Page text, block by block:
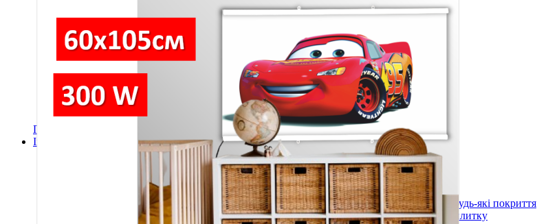
Декоративна ПВХ панель (без клейового шару)
ПВХ панелі на самоклейці
Плівка (рулони)
Самоклеюча плівка
Мозаїка з декоративного скла 298х298х4,5мм
Самоклеюча гнучка штукатурка (плитка, рулон)
Меблі для дому, дачі, пікніка
Показати усі Швидкий ремонт
Інфрачервона електрична плівкова тепла підлога
Інфрачервона плівка на метри
Готові комплекти теплої інфрачервоної плівкової підлоги
Комплекти для монтажу теплої підлоги Monocrystal під будь-які покриття
Комплекти для монтажу теплої підлоги Monocrystal під плитку
Комплекти для монтажу теплої підлоги Monocrystal (з терморегулятором) під будь-які покриття
Комплекти для монтажу теплої підлоги Monocrystal (з терморегулятором) під плитку